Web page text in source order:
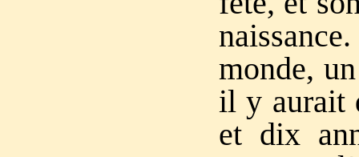
monde,
il y aurait
et dix